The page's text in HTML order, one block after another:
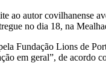
ao autor covilhanense
no dia 18, na
Fundação Lions de
em geral”, de acordo